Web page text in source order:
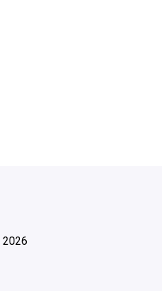
2026